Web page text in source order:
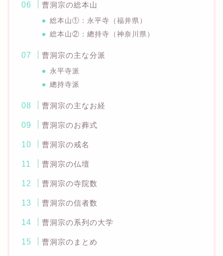
曹洞宗の総本山
総本山①：永平寺（福井県）
総本山②：總持寺（神奈川県）
曹洞宗の主な分派
永平寺派
總持寺派
曹洞宗の主なお経
曹洞宗のお葬式
曹洞宗の戒名
曹洞宗の仏壇
曹洞宗の寺院数
曹洞宗の信者数
曹洞宗の系列の大学
曹洞宗のまとめ